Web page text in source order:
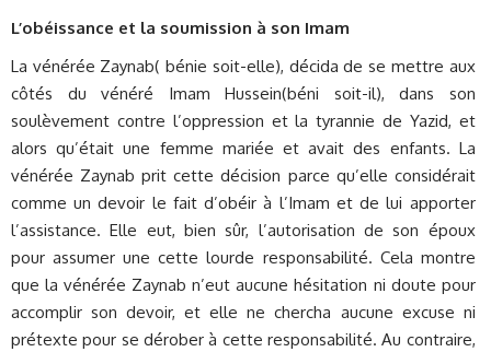
L’obéissance et la soumission à son Imam
La vénérée Zaynab( bénie soit-elle), décida de se mettre aux
côtés du vénéré Imam Hussein(béni soit-il), dans son
soulèvement contre l’oppression et la tyrannie de Yazid, et
alors qu’était une femme mariée et avait des enfants. La
vénérée Zaynab prit cette décision parce qu’elle considérait
comme un devoir le fait d’obéir à l’Imam et de lui apporter
l’assistance. Elle eut, bien sûr, l’autorisation de son époux
pour assumer une cette lourde responsabilité. Cela montre
que la vénérée Zaynab n’eut aucune hésitation ni doute pour
accomplir son devoir, et elle ne chercha aucune excuse ni
prétexte pour se dérober à cette responsabilité. Au contraire,